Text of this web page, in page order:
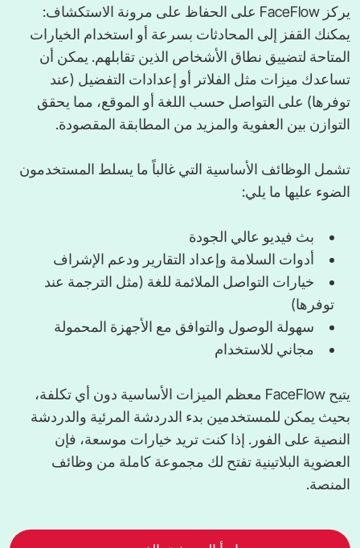
يركز FaceFlow على الحفاظ على مرونة الاستكشاف:
يمكنك القفز إلى المحادثات بسرعة أو استخدام الخيارات
المتاحة لتضييق نطاق الأشخاص الذين تقابلهم. يمكن أن
تساعدك ميزات مثل الفلاتر أو إعدادات التفضيل (عند
توفرها) على التواصل حسب اللغة أو الموقع، مما يحقق
التوازن بين العفوية والمزيد من المطابقة المقصودة.
تشمل الوظائف الأساسية التي غالباً ما يسلط المستخدمون
الضوء عليها ما يلي:
بث فيديو عالي الجودة
أدوات السلامة وإعداد التقارير ودعم الإشراف
خيارات التواصل الملائمة للغة (مثل الترجمة عند
توفرها)
سهولة الوصول والتوافق مع الأجهزة المحمولة
مجاني للاستخدام
يتيح FaceFlow معظم الميزات الأساسية دون أي تكلفة،
بحيث يمكن للمستخدمين بدء الدردشة المرئية والدردشة
النصية على الفور. إذا كنت تريد خيارات موسعة، فإن
العضوية البلاتينية تفتح لك مجموعة كاملة من وظائف
المنصة.